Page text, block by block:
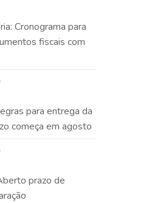
Cronograma para
fiscais com
para entrega da
começa em agosto
prazo de